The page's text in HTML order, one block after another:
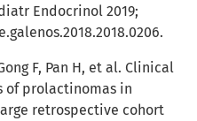
Endocrinol 2019;
F, Pan H, et al. Clinical
of prolactinomas in
retrospective cohort